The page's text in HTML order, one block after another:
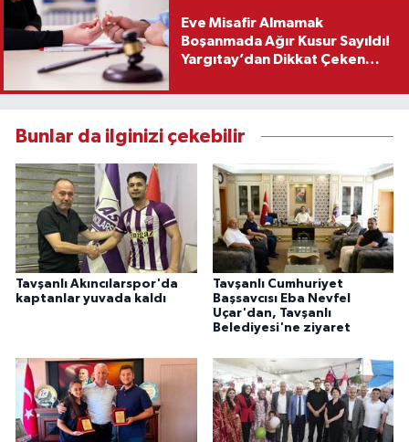
Eve Misafir Almamak
Boşanmada Ağır Kusur Sayıldı!
Yargıtay’dan Dikkat Çeken
Bunlar da ilginizi çekebilir
Tavşanlı Akıncılarspor'da
kaptanlar yuvada kaldı
Tavşanlı Cumhuriyet
Başsavcısı Eba Nevfel
Uçar'dan, Tavşanlı
Belediyesi'ne ziyaret